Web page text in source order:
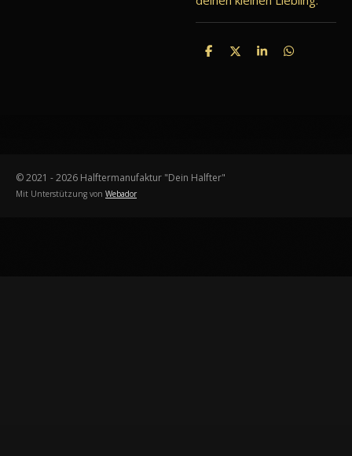
T
T
T
T
© 2021 - 2026 Halftermanufaktur "Dein Halfter"
Mit Unterstützung von Webador